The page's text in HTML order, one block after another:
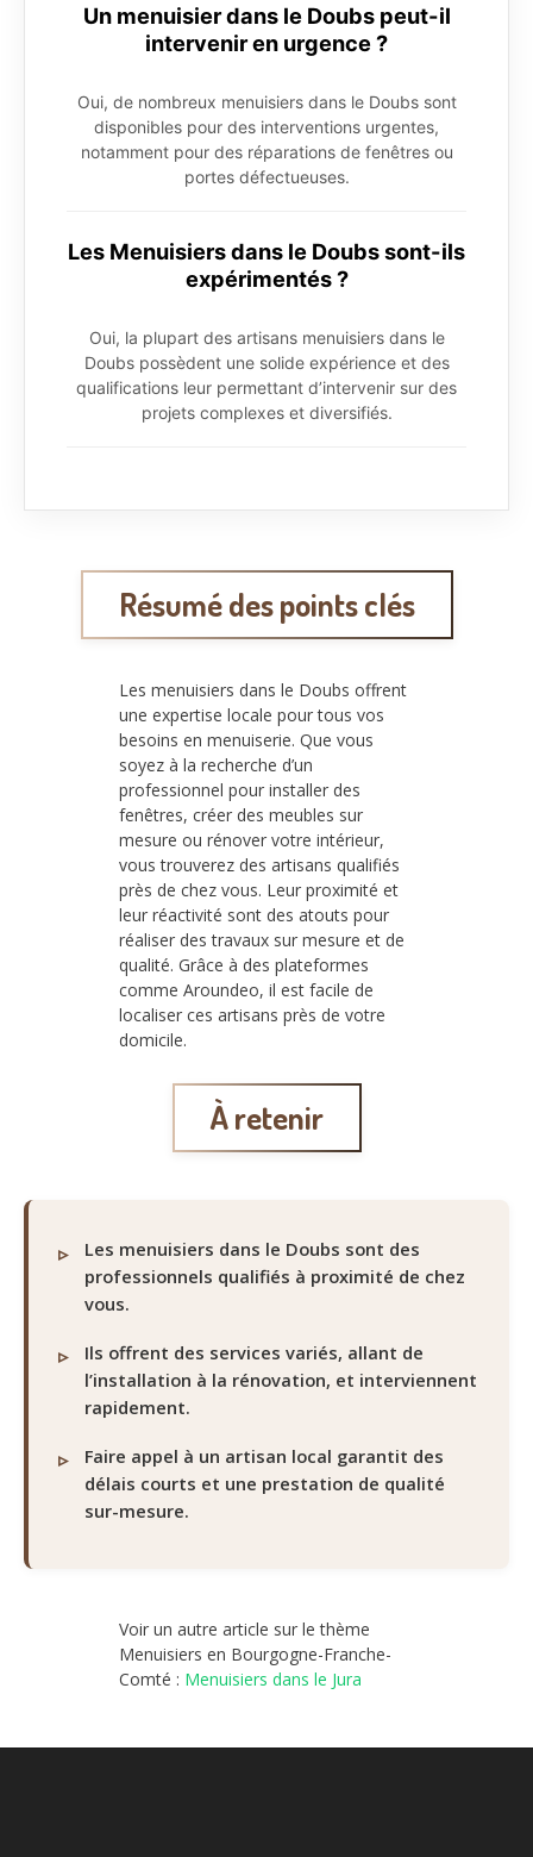
Un menuisier dans le Doubs peut-il
intervenir en urgence ?
Oui, de nombreux menuisiers dans le Doubs sont
disponibles pour des interventions urgentes,
notamment pour des réparations de fenêtres ou
portes défectueuses.
Les Menuisiers dans le Doubs sont-ils
expérimentés ?
Oui, la plupart des artisans menuisiers dans le
Doubs possèdent une solide expérience et des
qualifications leur permettant d’intervenir sur des
projets complexes et diversifiés.
Résumé des points clés
Les menuisiers dans le Doubs offrent
une expertise locale pour tous vos
besoins en menuiserie. Que vous
soyez à la recherche d’un
professionnel pour installer des
fenêtres, créer des meubles sur
mesure ou rénover votre intérieur,
vous trouverez des artisans qualifiés
près de chez vous. Leur proximité et
leur réactivité sont des atouts pour
réaliser des travaux sur mesure et de
qualité. Grâce à des plateformes
comme Aroundeo, il est facile de
localiser ces artisans près de votre
domicile.
À retenir
Les menuisiers dans le Doubs sont des
professionnels qualifiés à proximité de chez
vous.
Ils offrent des services variés, allant de
l’installation à la rénovation, et interviennent
rapidement.
Faire appel à un artisan local garantit des
délais courts et une prestation de qualité
sur-mesure.
Voir un autre article sur le thème
Menuisiers en Bourgogne-Franche-
Comté : Menuisiers dans le Jura